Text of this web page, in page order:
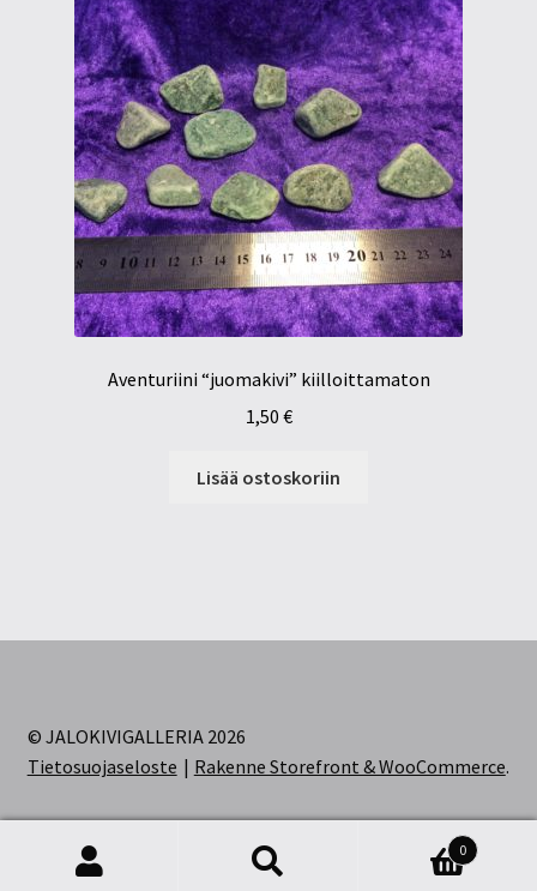
Aventuriini “juomakivi” kiilloittamaton
1,50 €
Lisää ostoskoriin
© JALOKIVIGALLERIA 2026
Tietosuojaseloste
Rakenne Storefront & WooCommerce.
0